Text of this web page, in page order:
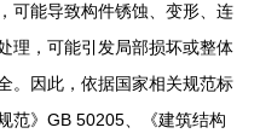
可能导致构件锈蚀、变形、连
理，可能引发局部损坏或整体
。因此，依据国家相关规范标
范》GB 50205、《建筑结构